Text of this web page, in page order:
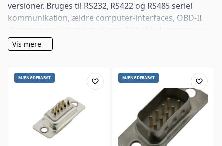
versioner. Bruges til RS232, RS422 og RS485 seriel
kommunikation, ældre computer-interfaces, OBD-II
diagnose og industri-styringer. Til hobbybyggere,
undervisere, automation-teknikere og udviklere af
måle- og styreudstyr.
Vis mere
MÆNGDERABAT MÆNGDERABAT